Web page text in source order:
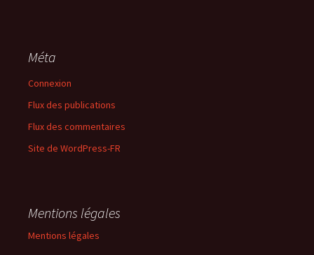
Méta
Connexion
Flux des publications
Flux des commentaires
Site de WordPress-FR
Mentions légales
Mentions légales